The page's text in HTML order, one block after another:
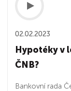
02.02.2023
Hypotéky v
ČNB?
Bankovní rada